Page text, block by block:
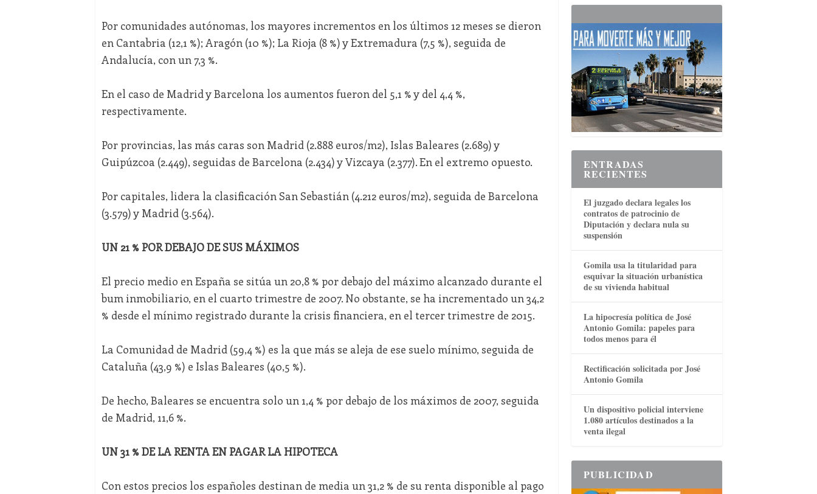
Por comunidades autónomas, los mayores incrementos en los últimos 12 meses se dieron
en Cantabria (12,1 %); Aragón (10 %); La Rioja (8 %) y Extremadura (7,5 %), seguida de
Andalucía, con un 7,3 %.
En el caso de Madrid y Barcelona los aumentos fueron del 5,1 % y del 4,4 %,
respectivamente.
Por provincias, las más caras son Madrid (2.888 euros/m2), Islas Baleares (2.689) y
Guipúzcoa (2.449), seguidas de Barcelona (2.434) y Vizcaya (2.377). En el extremo opuesto.
Por capitales, lidera la clasificación San Sebastián (4.212 euros/m2), seguida de Barcelona
(3.579) y Madrid (3.564).
UN 21 % POR DEBAJO DE SUS MÁXIMOS
El precio medio en España se sitúa un 20,8 % por debajo del máximo alcanzado durante el
bum inmobiliario, en el cuarto trimestre de 2007. No obstante, se ha incrementado un 34,2
% desde el mínimo registrado durante la crisis financiera, en el tercer trimestre de 2015.
La Comunidad de Madrid (59,4 %) es la que más se aleja de ese suelo mínimo, seguida de
Cataluña (43,9 %) e Islas Baleares (40,5 %).
De hecho, Baleares se encuentra solo un 1,4 % por debajo de los máximos de 2007, seguida
de Madrid, 11,6 %.
UN 31 % DE LA RENTA EN PAGAR LA HIPOTECA
Con estos precios los españoles destinan de media un 31,2 % de su renta disponible al pago
ENTRADAS
RECIENTES
El juzgado declara legales los
contratos de patrocinio de
Diputación y declara nula su
suspensión
Gomila usa la titularidad para
esquivar la situación urbanística
de su vivienda habitual
La hipocresía política de José
Antonio Gomila: papeles para
todos menos para él
Rectificación solicitada por José
Antonio Gomila
Un dispositivo policial interviene
1.080 artículos destinados a la
venta ilegal
PUBLICIDAD